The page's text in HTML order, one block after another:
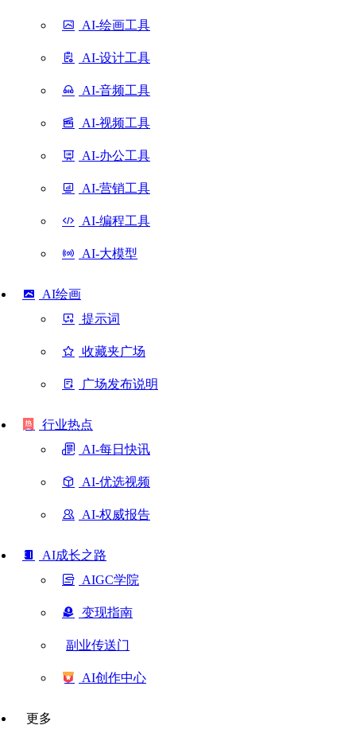
AI-绘画工具
AI-设计工具
AI-音频工具
AI-视频工具
AI-办公工具
AI-营销工具
AI-编程工具
AI-大模型
AI绘画
提示词
收藏夹广场
广场发布说明
行业热点
AI-每日快讯
AI-优选视频
AI-权威报告
AI成长之路
AIGC学院
变现指南
副业传送门
AI创作中心
更多